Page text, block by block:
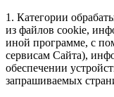
1. Категории
из файлов cookie,
иной программе, с
сервисам Сайта),
обеспечении
запрашиваемых